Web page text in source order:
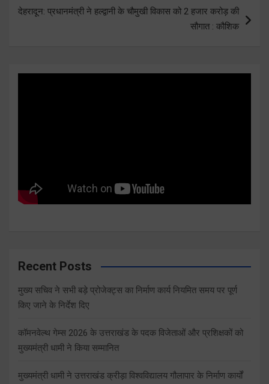
देहरादून: प्रधानमंत्री ने हल्द्वानी के चौमुखी विकास को 2 हजार करोड़ की
सौगात : कौशिक
Recent Posts
मुख्य सचिव ने सभी बड़े प्रोजेक्ट्स का निर्माण कार्य नियमित समय पर पूर्ण
किए जाने के निर्देश दिए
कॉमनवेल्थ गेम्स 2026 के उत्तराखंड के पदक विजेताओं और प्रशिक्षकों को
मुख्यमंत्री धामी ने किया सम्मानित
मुख्यमंत्री धामी ने उत्तराखंड क्रीड़ा विश्वविद्यालय गौलापार के निर्माण कार्यों